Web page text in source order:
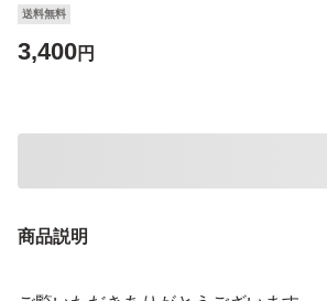
送料無料
3,400円
商品説明